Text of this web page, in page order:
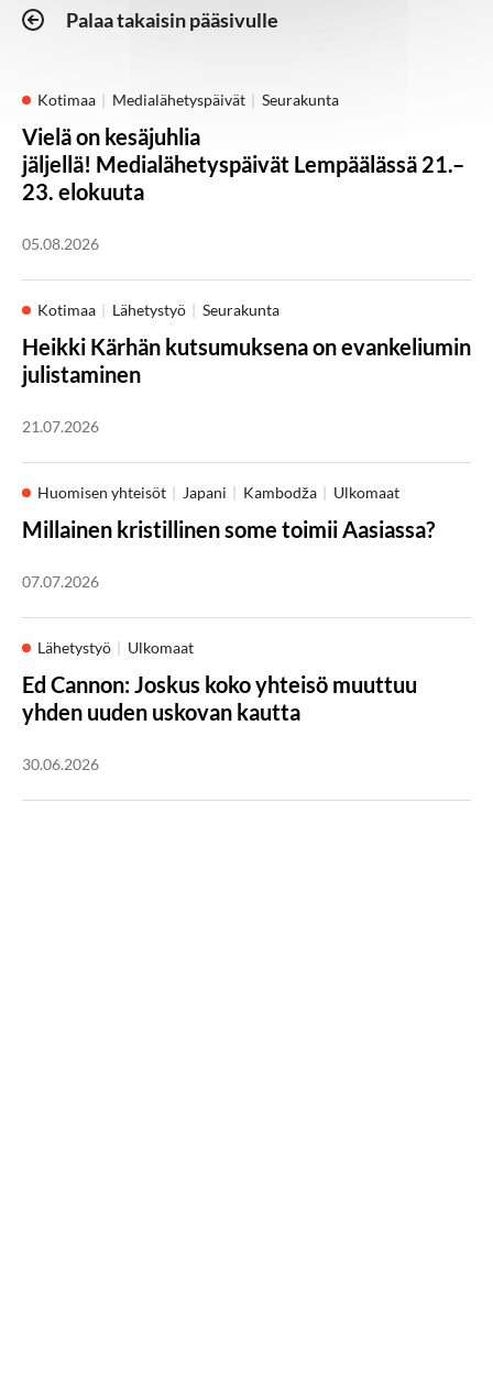
Palaa takaisin pääsivulle
Kotimaa Medialähetyspäivät Seurakunta
Vielä on kesäjuhlia
jäljellä! Medialähetyspäivät Lempäälässä 21.–
23. elokuuta
05.08.2026
Kotimaa Lähetystyö Seurakunta
Heikki Kärhän kutsumuksena on evankeliumin
julistaminen
21.07.2026
Huomisen yhteisöt Japani Kambodža Ulkomaat
Millainen kristillinen some toimii Aasiassa?
07.07.2026
Lähetystyö Ulkomaat
Ed Cannon: Joskus koko yhteisö muuttuu
yhden uuden uskovan kautta
30.06.2026